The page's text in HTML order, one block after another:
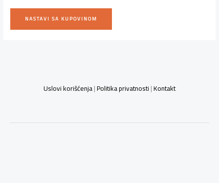
NASTAVI SA KUPOVINOM
Uslovi korišćenja|Politika privatnosti|Kontakt